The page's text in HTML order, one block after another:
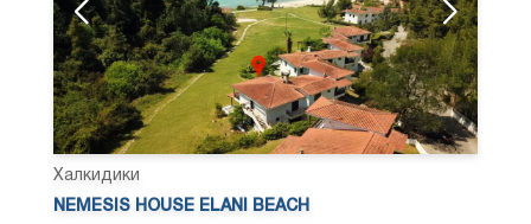
Халкидики
NEMESIS HOUSE ELANI BEACH